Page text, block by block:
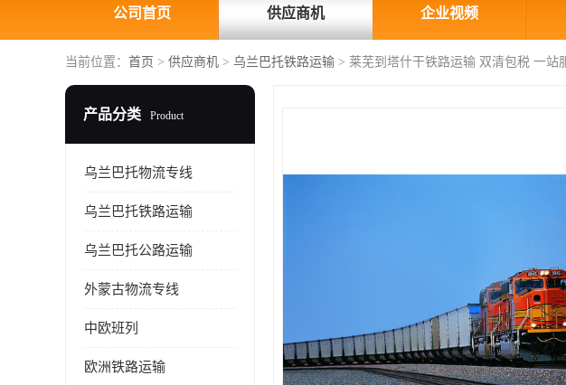
公司首页 供应商机 企业视频
当前位置： 首页 > 供应商机 > 乌兰巴托铁路运输 > 莱芜到塔什干铁路运输 双清包税 一站
产品分类 Product
乌兰巴托物流专线
乌兰巴托铁路运输
乌兰巴托公路运输
外蒙古物流专线
中欧班列
欧洲铁路运输